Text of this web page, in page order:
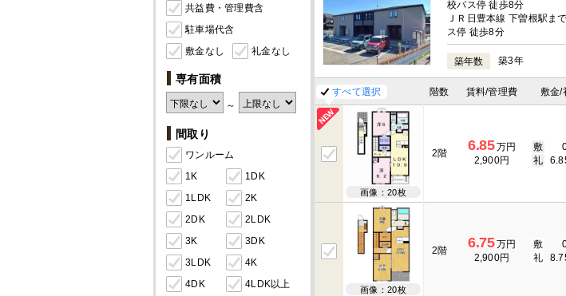
共益費・管理費含
駐車場代含
敷金なし
礼金なし
専有面積
～
間取り
ワンルーム
1K
1DK
1LDK
2K
2DK
2LDK
3K
3DK
3LDK
4K
4DK
4LDK以上
校バス停 徒歩8分
ＪＲ日豊本線 下曽根駅ま
ス停 徒歩8分
築年数 築3年
すべて選択 階数 賃料/管理費 敷金/
画像：20枚
2階 6.85万円
2,900円
敷
礼
画像：20枚
2階 6.75万円
2,900円
敷
礼